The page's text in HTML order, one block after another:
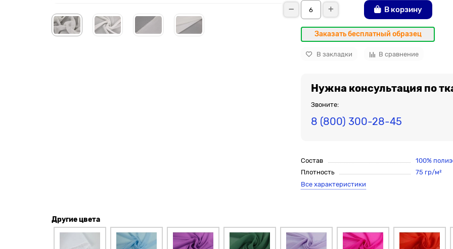
В корзину
Заказать бесплатный образец
В закладки В сравнение
Нужна консультация по
Звоните:
8 (800) 300-28-45
Состав
100%
Плотность
75 гр/м²
Все характеристики
Другие цвета